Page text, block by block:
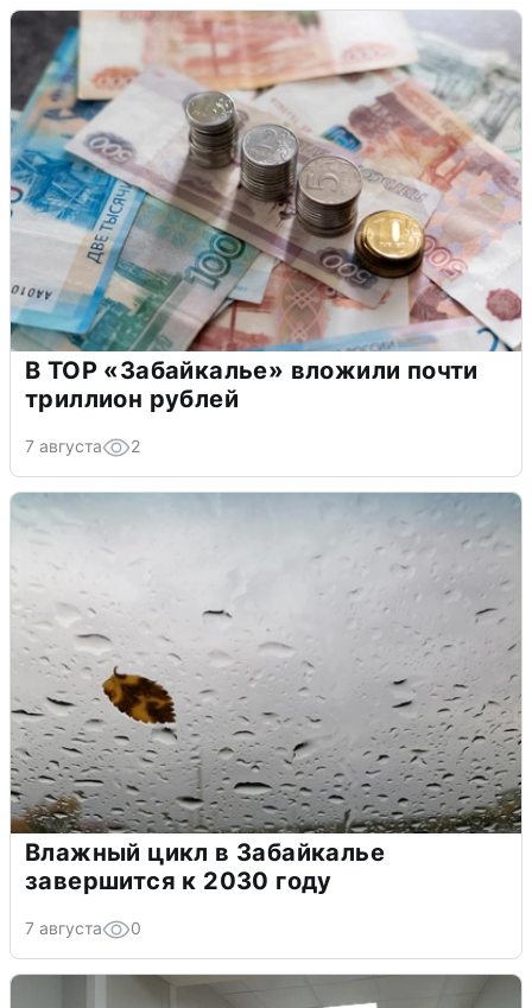
В ТОР «Забайкалье» вложили почти
триллион рублей
7 августа 2
Влажный цикл в Забайкалье
завершится к 2030 году
7 августа 0